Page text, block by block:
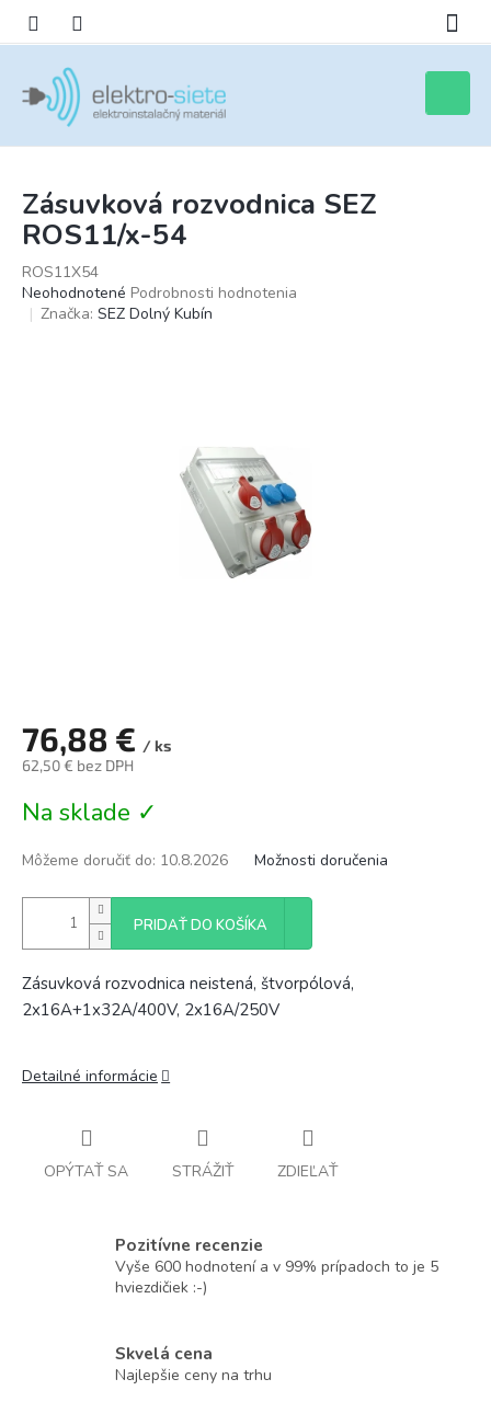
obsah
košík
Zásuvková rozvodnica SEZ
ROS11/x-54
ROS11X54
Priemerné
hodnotenie
Neohodnotené Podrobnosti hodnotenia
Značka: SEZ Dolný Kubín
76,88 € / ks
62,50 € bez DPH
cena:
Na sklade ✓
Môžeme doručiť do: 10.8.2026 Možnosti doručenia
PRIDAŤ DO KOŠÍKA
Zásuvková rozvodnica neistená, štvorpólová,
2x16A+1x32A/400V, 2x16A/250V
Detailné informácie
OPÝTAŤ SA STRÁŽIŤ ZDIEĽAŤ
Pozitívne recenzie
Vyše 600 hodnotení a v 99% prípadoch to je 5
hviezdičiek :-)
Skvelá cena
Najlepšie ceny na trhu